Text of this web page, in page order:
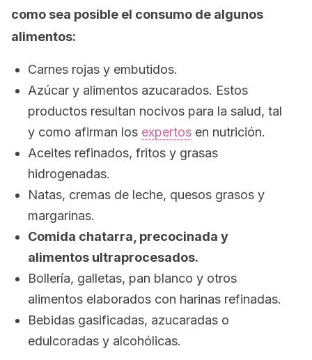
como sea posible el consumo de algunos
alimentos:
Carnes rojas y embutidos.
Azúcar y alimentos azucarados. Estos
productos resultan nocivos para la salud, tal
y como afirman los expertos en nutrición.
Aceites refinados, fritos y grasas
hidrogenadas.
Natas, cremas de leche, quesos grasos y
margarinas.
Comida chatarra, precocinada y
alimentos ultraprocesados.
Bollería, galletas, pan blanco y otros
alimentos elaborados con harinas refinadas.
Bebidas gasificadas, azucaradas o
edulcoradas y alcohólicas.